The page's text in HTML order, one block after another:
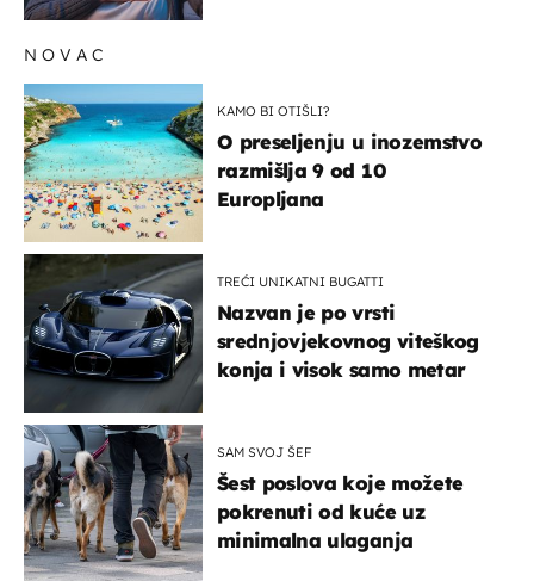
NOVAC
KAMO BI OTIŠLI?
O preseljenju u inozemstvo
razmišlja 9 od 10
Europljana
TREĆI UNIKATNI BUGATTI
Nazvan je po vrsti
srednjovjekovnog viteškog
konja i visok samo metar
SAM SVOJ ŠEF
Šest poslova koje možete
pokrenuti od kuće uz
minimalna ulaganja